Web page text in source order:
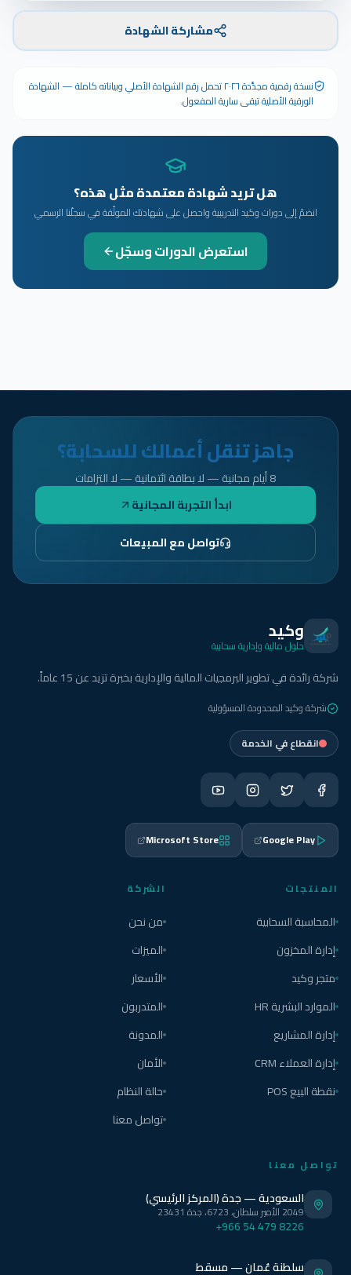
مشاركة الشهادة
نسخة رقمية مجدَّدة ٢٠٢٦ تحمل رقم الشهادة الأصلي وبياناته كاملة — الشهادة
الورقية الأصلية تبقى سارية المفعول.
هل تريد شهادة معتمدة مثل هذه؟
انضمّ إلى دورات وكيد التدريبية واحصل على شهادتك الموثّقة في سجلّنا الرسمي
استعرض الدورات وسجّل
جاهز تنقل أعمالك للسحابة؟
8 أيام مجانية — لا بطاقة ائتمانية — لا التزامات
ابدأ التجربة المجانية
تواصل مع المبيعات
وكيد
حلول مالية وإدارية سحابية
شركة رائدة في تطوير البرمجيات المالية والإدارية بخبرة تزيد عن 15 عاماً.
شركة وكيد المحدودة المسؤولية
انقطاع في الخدمة
Google Play
Microsoft Store
المنتجات
المحاسبة السحابية
إدارة المخزون
متجر وكيد
الموارد البشرية HR
إدارة المشاريع
إدارة العملاء CRM
نقطة البيع POS
الشركة
من نحن
الميزات
الأسعار
المتدربون
المدونة
الأمان
حالة النظام
تواصل معنا
تواصل معنا
السعودية — جدة (المركز الرئيسي)
2049 الأمير سلطان، 6723، جدة 23431
+966 54 479 8226
سلطنة عُمان — مسقط